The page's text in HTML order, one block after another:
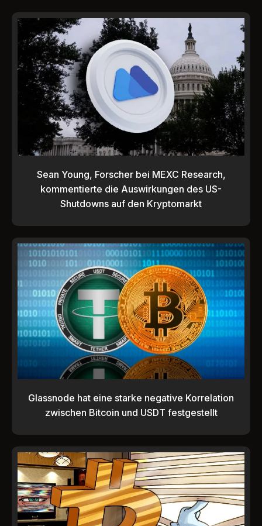
Sean Young, Forscher bei MEXC Research,
kommentierte die Auswirkungen des US-
Shutdowns auf den Kryptomarkt
Glassnode hat eine starke negative Korrelation
zwischen Bitcoin und USDT festgestellt